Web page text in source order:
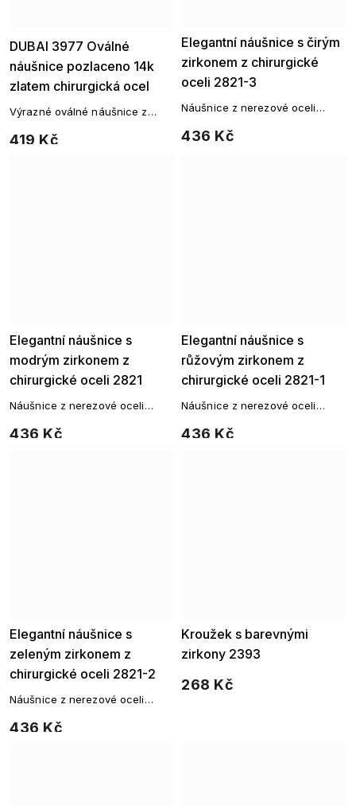
DUBAI 3977 Oválné
náušnice pozlaceno 14k
zlatem chirurgická ocel
Ellami
419 Kč
Výrazné oválné náušnice z
Elegantní náušnice s čirým
zirkonem z chirurgické
oceli 2821-3
436 Kč
Náušnice z nerezové oceli
elegantní ozdobou pro všední
Elegantní náušnice s
modrým zirkonem z
chirurgické oceli 2821
436 Kč
Náušnice z nerezové oceli
elegantní ozdobou pro všední
Elegantní náušnice s
růžovým zirkonem z
chirurgické oceli 2821-1
436 Kč
Náušnice z nerezové oceli
elegantní ozdobou pro všední
Elegantní náušnice s
zeleným zirkonem z
chirurgické oceli 2821-2
436 Kč
Náušnice z nerezové oceli
elegantní ozdobou pro všední
Kroužek s barevnými
zirkony 2393
268 Kč